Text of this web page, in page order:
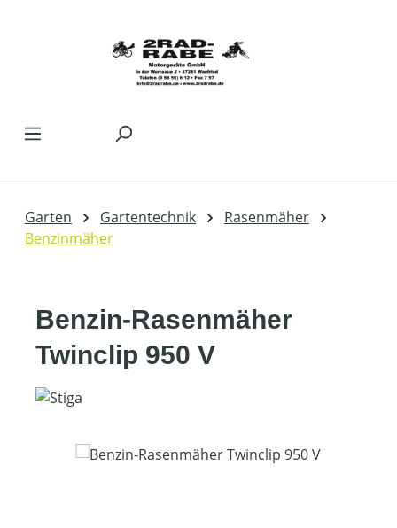
Garten Gartentechnik
Rasenmäher
Benzinmäher
Benzin-Rasenmäher
Twinclip 950 V
Bildergalerie überspringen